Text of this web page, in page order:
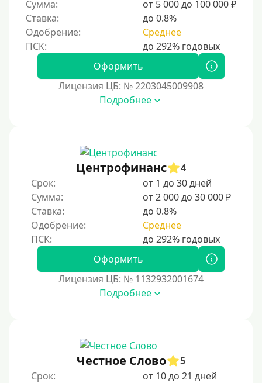
Сумма:
от 5 000 до 100 000 ₽
Ставка:
до 0.8%
Одобрение:
Среднее
Оформить
Лицензия ЦБ: № 2203045009908
Подробнее
Центрофинанс
4
Срок:
от 1 до 30 дней
Сумма:
от 2 000 до 30 000 ₽
Ставка:
до 0.8%
Одобрение:
Среднее
Оформить
Лицензия ЦБ: № 1132932001674
Подробнее
Честное Слово
5
Срок:
от 10 до 21 дней